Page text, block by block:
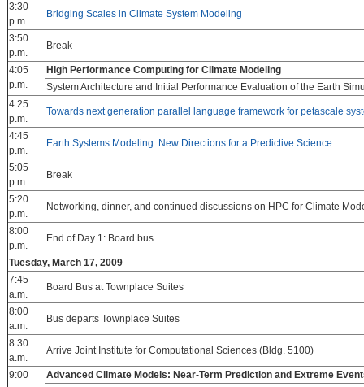
3:30
p.m.
Bridging Scales in Climate System Modeling
3:50
p.m.
Break
4:05
p.m.
High Performance Computing for Climate Modeling
System Architecture and Initial Performance Evaluation of the Earth
4:25
p.m.
Towards next generation parallel language framework for petascale
4:45
p.m.
Earth Systems Modeling: New Directions for a Predictive Science
5:05
p.m.
Break
5:20
p.m.
Networking, dinner, and continued discussions on HPC for Climate
8:00
p.m.
End of Day 1: Board bus
Tuesday, March 17, 2009
7:45
a.m.
Board Bus at Townplace Suites
8:00
a.m.
Bus departs Townplace Suites
8:30
a.m.
Arrive Joint Institute for Computational Sciences (Bldg. 5100)
9:00
Advanced Climate Models: Near-Term Prediction and Extreme